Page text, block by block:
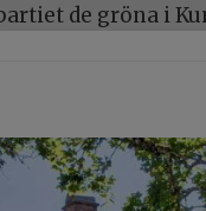
de gröna i